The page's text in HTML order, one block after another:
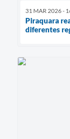
31 MAR 2026 -
Piraquara
diferentes